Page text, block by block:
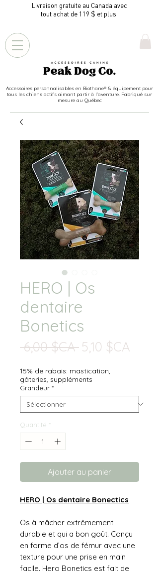
Livraison gratuite au Canada avec
tout achat de 119 $ et plus
Accessoires personnalisables en Biothane® & équipement pour
tous les chiens actifs aimant partir à l'aventure. Fabriqué sur
mesure au Québec
HERO | Os
dentaire
Bonetics
6,00 $CA Prix
5,10 $CA
15% de rabais: mastication,
gâteries, suppléments
Grandeur *
Quantité *
Ajouter au panier
HERO | Os dentaire Bonectics
Os à mâcher extrêmement
durable et qui a bon goût. Conçu
en forme d’os de fémur avec une
texture pour une prise en main
facile. Hero Bonetics est fait de